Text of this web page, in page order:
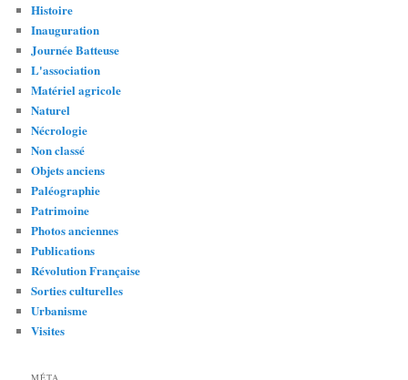
Histoire
Inauguration
Journée Batteuse
L'association
Matériel agricole
Naturel
Nécrologie
Non classé
Objets anciens
Paléographie
Patrimoine
Photos anciennes
Publications
Révolution Française
Sorties culturelles
Urbanisme
Visites
MÉTA